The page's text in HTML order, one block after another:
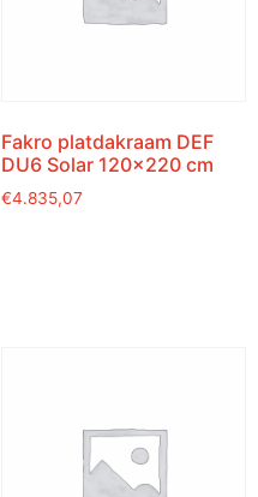
Fakro platdakraam DEF
DU6 Solar 120×220 cm
€4.835,07